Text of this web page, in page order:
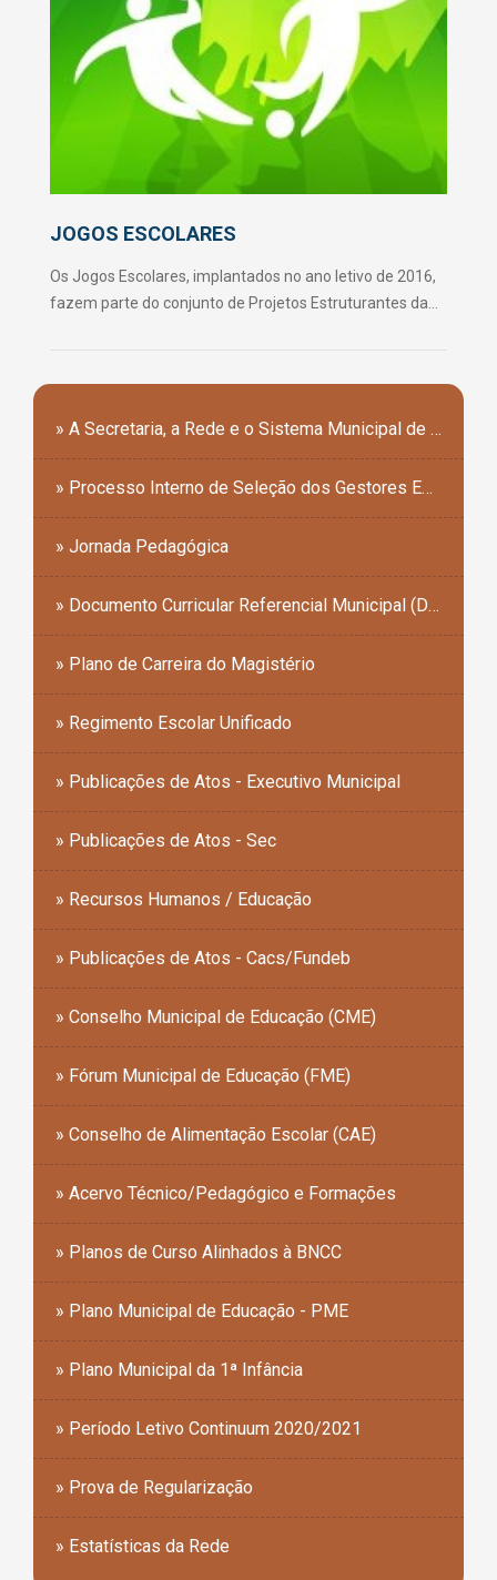
JOGOS ESCOLARES
Os Jogos Escolares, implantados no ano letivo de 2016,
fazem parte do conjunto de Projetos Estruturantes da
de agosto, todos os anos, lembrando o Mês do
Estudante. Com os Jogos Escolares, pretende-se
interação, que em muito podem contribuir com
incentivos à promoção da aprendizagem. O objetivo é
promover a interação, a partir de competições
esportivas,...
» A Secretaria, a Rede e o Sistema Municipal de Ensino
» Processo Interno de Seleção dos Gestores Escolares
» Jornada Pedagógica
» Documento Curricular Referencial Municipal (DCRM)
» Plano de Carreira do Magistério
» Regimento Escolar Unificado
» Publicações de Atos - Executivo Municipal
» Publicações de Atos - Sec
» Recursos Humanos / Educação
» Publicações de Atos - Cacs/Fundeb
» Conselho Municipal de Educação (CME)
» Fórum Municipal de Educação (FME)
» Conselho de Alimentação Escolar (CAE)
» Acervo Técnico/Pedagógico e Formações
» Planos de Curso Alinhados à BNCC
» Plano Municipal de Educação - PME
» Plano Municipal da 1ª Infância
» Período Letivo Continuum 2020/2021
» Prova de Regularização
» Estatísticas da Rede